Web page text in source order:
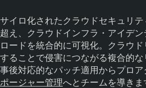
サイロ化されたクラウドセキュリ
超え、クラウドインフラ・アイデン
ロードを統合的に可視化。クラウ
することで侵害につながる複合的な
事後対応的なパッチ適用からプロア
ポージャー管理へとチームを導きま